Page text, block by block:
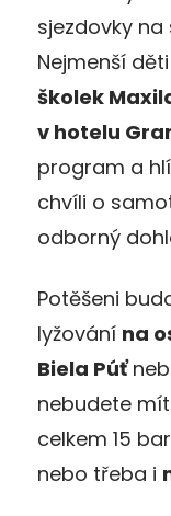
sjezdovky
Nejmenší
školek
v hotelu
program a
chvíli o
odborný
Potěšeni
lyžování na
Biela Púť
nebudete
celkem 15
nebo třeba i